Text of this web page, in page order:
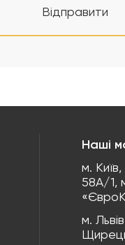
Відправити
Наші
м.
58А/1,
м.